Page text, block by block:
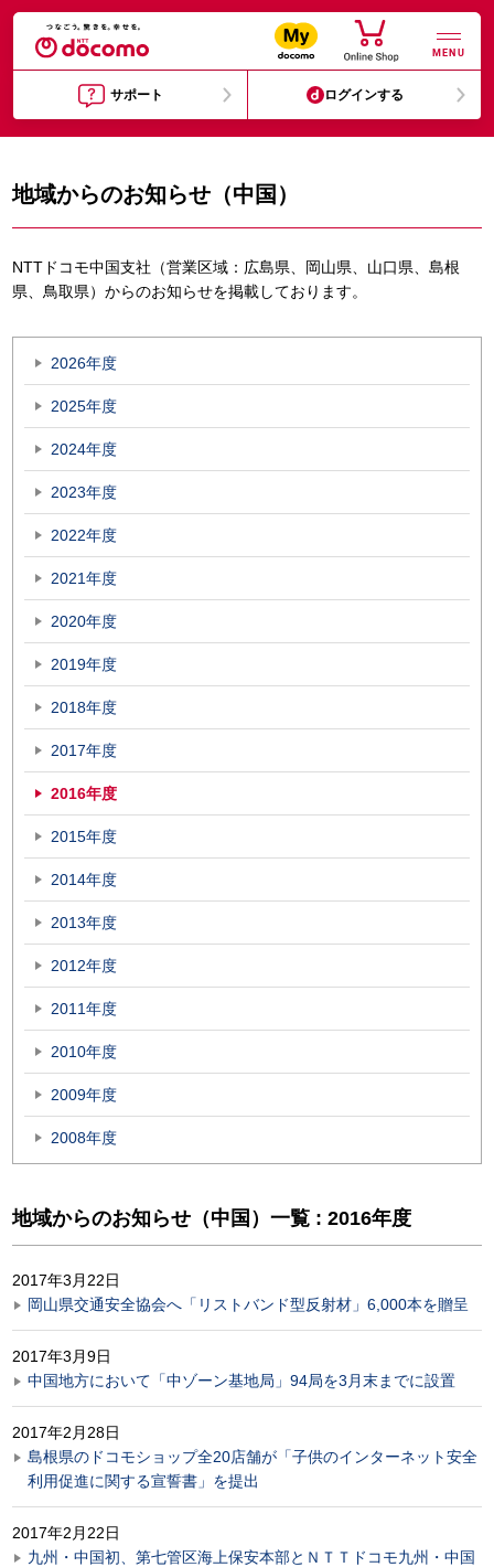
MENU
サポート ログインする
地域からのお知らせ（中国）
NTTドコモ中国支社（営業区域：広島県、岡山県、山口県、島根
県、鳥取県）からのお知らせを掲載しております。
2026年度
2025年度
2024年度
2023年度
2022年度
2021年度
2020年度
2019年度
2018年度
2017年度
2016年度
2015年度
2014年度
2013年度
2012年度
2011年度
2010年度
2009年度
2008年度
地域からのお知らせ（中国）一覧 : 2016年度
2017年3月22日
岡山県交通安全協会へ「リストバンド型反射材」6,000本を贈呈
2017年3月9日
中国地方において「中ゾーン基地局」94局を3月末までに設置
2017年2月28日
島根県のドコモショップ全20店舗が「子供のインターネット安全
利用促進に関する宣誓書」を提出
2017年2月22日
九州・中国初、第七管区海上保安本部とＮＴＴドコモ九州・中国